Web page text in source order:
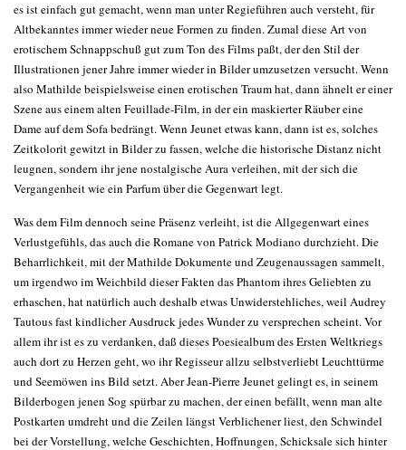
es ist einfach gut gemacht, wenn man unter Regieführen auch versteht, für
Altbekanntes immer wieder neue Formen zu finden. Zumal diese Art von
erotischem Schnappschuß gut zum Ton des Films paßt, der den Stil der
Illustrationen jener Jahre immer wieder in Bilder umzusetzen versucht. Wenn
also Mathilde beispielsweise einen erotischen Traum hat, dann ähnelt er einer
Szene aus einem alten Feuillade-Film, in der ein maskierter Räuber eine
Dame auf dem Sofa bedrängt. Wenn Jeunet etwas kann, dann ist es, solches
Zeitkolorit gewitzt in Bilder zu fassen, welche die historische Distanz nicht
leugnen, sondern ihr jene nostalgische Aura verleihen, mit der sich die
Vergangenheit wie ein Parfum über die Gegenwart legt.
Was dem Film dennoch seine Präsenz verleiht, ist die Allgegenwart eines
Verlustgefühls, das auch die Romane von Patrick Modiano durchzieht. Die
Beharrlichkeit, mit der Mathilde Dokumente und Zeugenaussagen sammelt,
um irgendwo im Weichbild dieser Fakten das Phantom ihres Geliebten zu
erhaschen, hat natürlich auch deshalb etwas Unwiderstehliches, weil Audrey
Tautous fast kindlicher Ausdruck jedes Wunder zu versprechen scheint. Vor
allem ihr ist es zu verdanken, daß dieses Poesiealbum des Ersten Weltkriegs
auch dort zu Herzen geht, wo ihr Regisseur allzu selbstverliebt Leuchttürme
und Seemöwen ins Bild setzt. Aber Jean-Pierre Jeunet gelingt es, in seinem
Bilderbogen jenen Sog spürbar zu machen, der einen befällt, wenn man alte
Postkarten umdreht und die Zeilen längst Verblichener liest, den Schwindel
bei der Vorstellung, welche Geschichten, Hoffnungen, Schicksale sich hinter